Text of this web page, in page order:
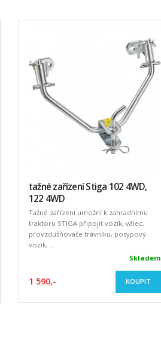
tažné zařízení Stiga 102 4WD,
122 4WD
Tažné zařízení umožní k zahradnímu
traktoru STIGA připojit vozík, válec,
provzdušňovače trávníku, posypový
vozík, ...
Skladem
1 590,- KOUPIT